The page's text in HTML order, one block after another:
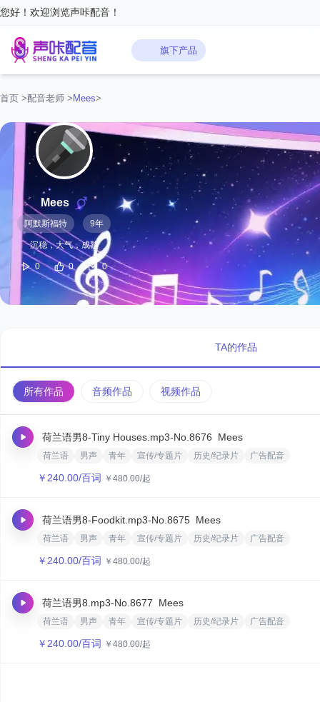
您好！欢迎浏览声咔配音！
旗下产品
首页 >配音老师 > Mees‌>
Mees‌
阿默斯福特 9年
沉稳，大气，成熟
0 0 0
TA的作品
所有作品 音频作品 视频作品
荷兰语男8-Tiny Houses.mp3-No.8676 Mees‌
荷兰语 男声 青年 宣传/专题片 历史/纪录片 广告配音
￥ 240.00/百词 ￥ 480.00/起
荷兰语男8-Foodkit.mp3-No.8675 Mees‌
荷兰语 男声 青年 宣传/专题片 历史/纪录片 广告配音
￥ 240.00/百词 ￥ 480.00/起
荷兰语男8.mp3-No.8677 Mees‌
荷兰语 男声 青年 宣传/专题片 历史/纪录片 广告配音
￥ 240.00/百词 ￥ 480.00/起